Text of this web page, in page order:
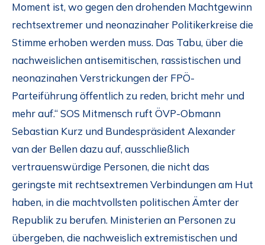
Moment ist, wo gegen den drohenden Machtgewinn
rechtsextremer und neonazinaher Politikerkreise die
Stimme erhoben werden muss. Das Tabu, über die
nachweislichen antisemitischen, rassistischen und
neonazinahen Verstrickungen der FPÖ-
Parteiführung öffentlich zu reden, bricht mehr und
mehr auf.“ SOS Mitmensch ruft ÖVP-Obmann
Sebastian Kurz und Bundespräsident Alexander
van der Bellen dazu auf, ausschließlich
vertrauenswürdige Personen, die nicht das
geringste mit rechtsextremen Verbindungen am Hut
haben, in die machtvollsten politischen Ämter der
Republik zu berufen. Ministerien an Personen zu
übergeben, die nachweislich extremistischen und